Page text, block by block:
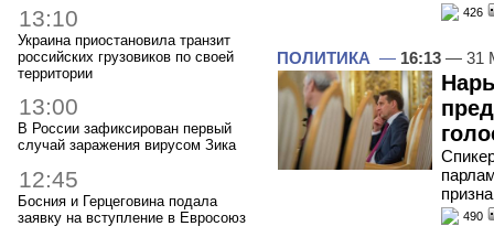
13:10
Украина приостановила транзит
российских грузовиков по своей
территории
13:00
В России зафиксирован первый
случай заражения вирусом Зика
12:45
Босния и Герцеговина подала
заявку на вступление в Евросоюз
426
ПОЛИТИКА — 16:13 — 31
490